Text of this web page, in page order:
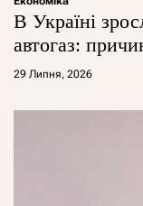
В Україні
автогаз:
29 Липня, 2026